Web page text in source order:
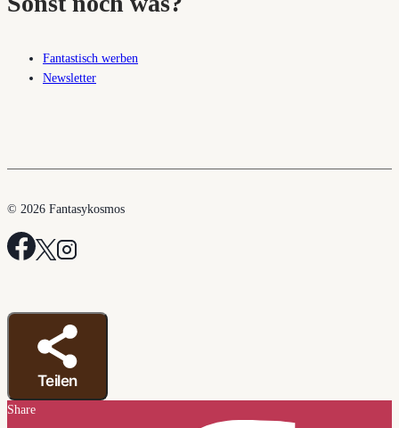
Fantastisch werben
Newsletter
© 2026 Fantasykosmos
Teilen
Share